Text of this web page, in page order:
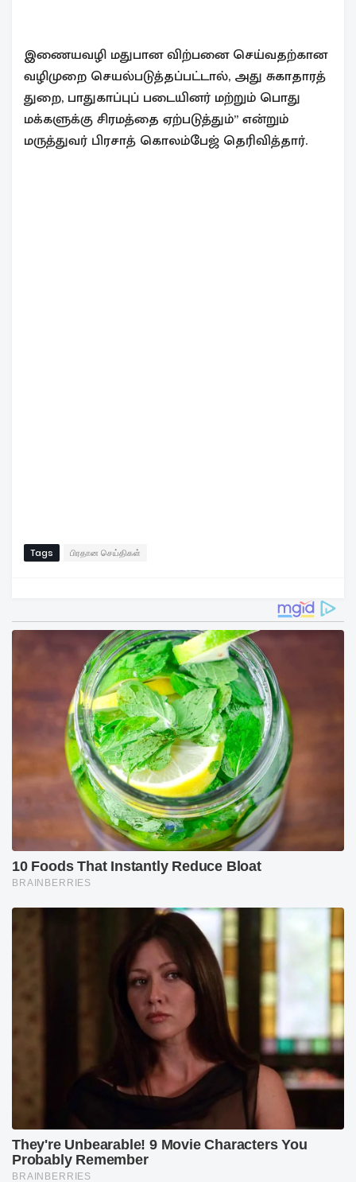
இணையவழி மதுபான விற்பனை செய்வதற்கான
வழிமுறை செயல்படுத்தப்பட்டால், அது சுகாதாரத்
துறை, பாதுகாப்புப் படையினர் மற்றும் பொது
மக்களுக்கு சிரமத்தை ஏற்படுத்தும்” என்றும்
மருத்துவர் பிரசாத் கொலம்பேஜ் தெரிவித்தார்.
Tags பிரதான செய்திகள்